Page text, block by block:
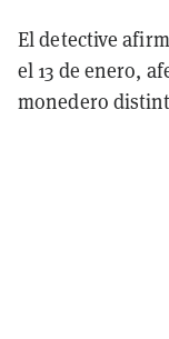
El detective
el 13 de enero,
monedero